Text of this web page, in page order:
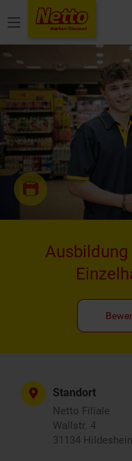
Menü
Standort
Netto Filiale
Wallstr. 4
31134